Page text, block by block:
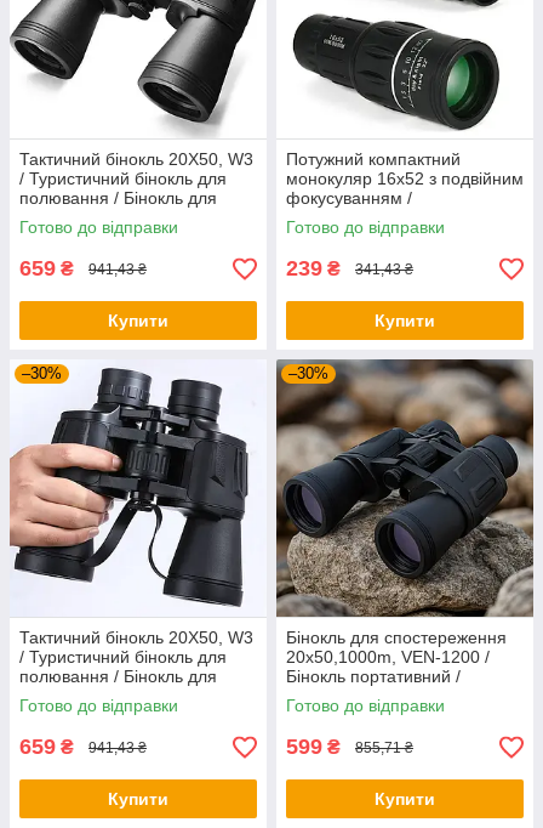
Тактичний бінокль 20X50, W3
/ Туристичний бінокль для
полювання / Бінокль для
спостереження / Потужний
бінокль
Готово до відправки
659 ₴ 941,43 ₴
Купити
Потужний компактний
монокуляр 16х52 з подвійним
фокусуванням /
Універсальний монокуляр
для полювання та риболовлі
Готово до відправки
239 ₴ 341,43 ₴
Купити
–30%
Тактичний бінокль 20X50, W3
/ Туристичний бінокль для
полювання / Бінокль для
спостереження / Потужний
бінокль
Готово до відправки
659 ₴ 941,43 ₴
Купити
–30%
Бінокль для спостереження
20x50,1000m, VEN-1200 /
Бінокль портативний /
Потужний бінокль /
Туристичний бінокль
Готово до відправки
599 ₴ 855,71 ₴
Купити